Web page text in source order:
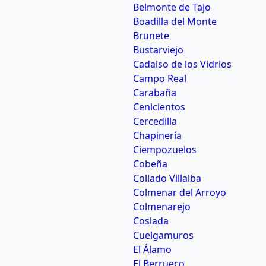
Belmonte de Tajo
Boadilla del Monte
Brunete
Bustarviejo
Cadalso de los Vidrios
Campo Real
Carabaña
Cenicientos
Cercedilla
Chapinería
Ciempozuelos
Cobeña
Collado Villalba
Colmenar del Arroyo
Colmenarejo
Coslada
Cuelgamuros
El Álamo